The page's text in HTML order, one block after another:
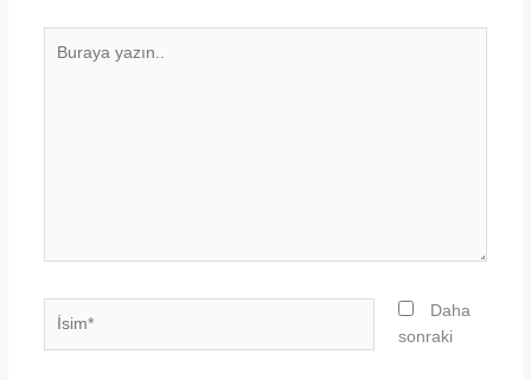
yazın..
Daha
sonraki